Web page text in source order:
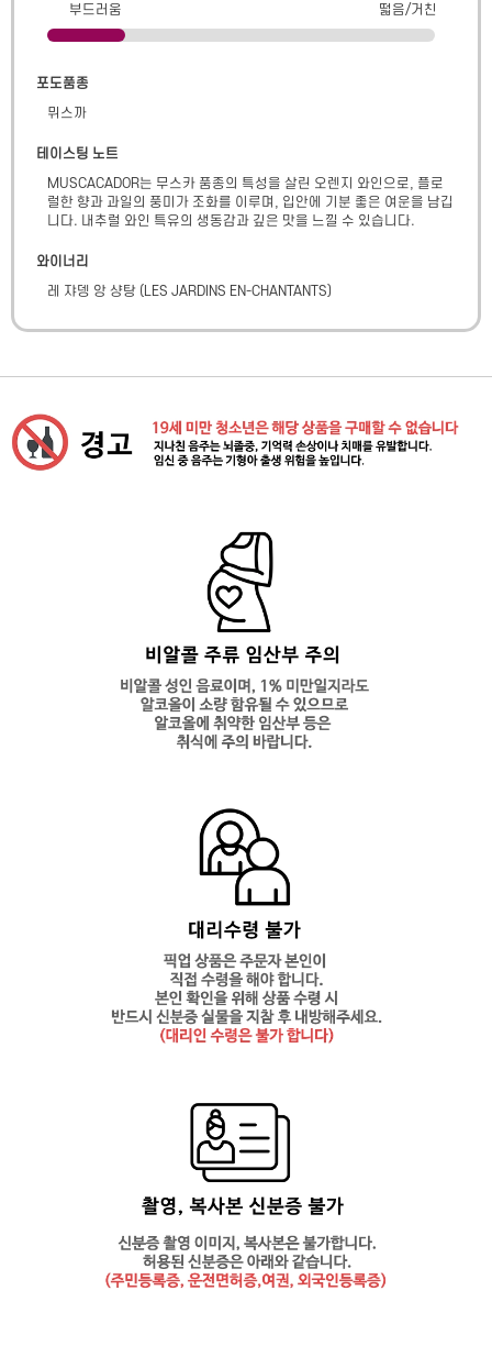
부드러움 떫음/거친
포도품종
뮈스까
테이스팅 노트
MUSCACADOR는 무스카 품종의 특성을 살린 오렌지 와인으로, 플로
럴한 향과 과일의 풍미가 조화를 이루며, 입안에 기분 좋은 여운을 남깁
니다. 내추럴 와인 특유의 생동감과 깊은 맛을 느낄 수 있습니다.​
와이너리
레 쟈뎅 앙 샹탕 ( LES JARDINS EN-CHANTANTS)